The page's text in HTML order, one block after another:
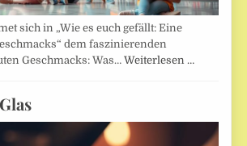
sich in „Wie es euch gefällt: Eine
dem faszinierenden
Geschmacks: Was…Weiterlesen …